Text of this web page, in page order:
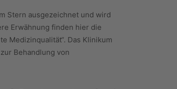
Stern ausgezeichnet und wird
Erwähnung finden hier die
Medizinqualität“. Das Klinikum
Behandlung von